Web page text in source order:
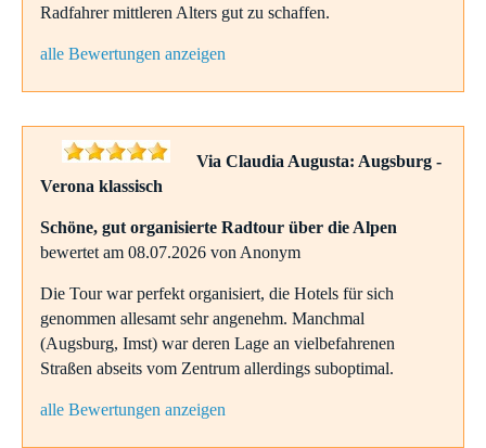
Radfahrer mittleren Alters gut zu schaffen.
alle Bewertungen anzeigen
Via Claudia Augusta: Augsburg -
Verona klassisch
Schöne, gut organisierte Radtour über die Alpen
bewertet am 08.07.2026 von Anonym
Die Tour war perfekt organisiert, die Hotels für sich
genommen allesamt sehr angenehm. Manchmal
(Augsburg, Imst) war deren Lage an vielbefahrenen
Straßen abseits vom Zentrum allerdings suboptimal.
alle Bewertungen anzeigen